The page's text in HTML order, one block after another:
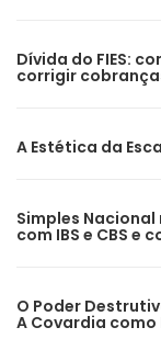
Dívida do FIES:
corrigir
A Estética da
Simples
com IBS e CBS e
O Poder
A Covardia como